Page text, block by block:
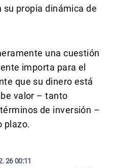
propia dinámica de
una cuestión
importa para el
que su dinero está
valor – tanto
de inversión –
plazo.
26 00:11